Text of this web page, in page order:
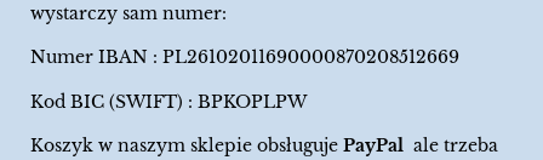
wystarczy sam numer:
Numer IBAN : PL26102011690000870208512669
Kod BIC (SWIFT) : BPKOPLPW
Koszyk w naszym sklepie obsługuje PayPal ale trzeba